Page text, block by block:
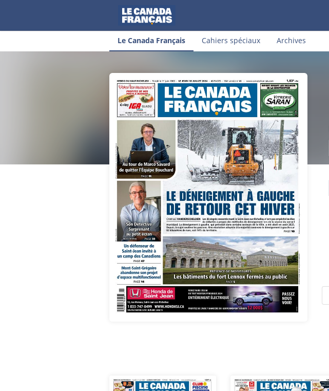
Le Canada Français Cahiers spéciaux Archives